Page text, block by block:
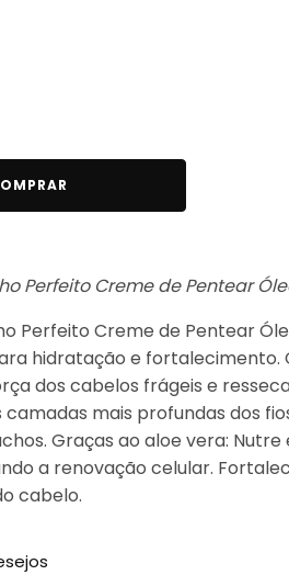
Perfeito Creme de Pentear
Perfeito Creme de Pentear
hidratação e fortalecimento.
dos cabelos frágeis e
mais profundas dos
Graças ao aloe vera: Nutre
a renovação celular.
cabelo.